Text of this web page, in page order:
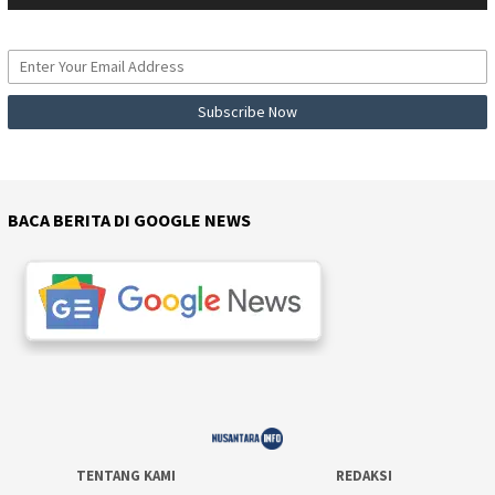
BACA BERITA DI GOOGLE NEWS
TENTANG KAMI REDAKSI